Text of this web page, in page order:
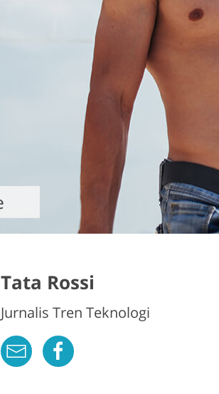
Tata Rossi
Jurnalis Tren Teknologi